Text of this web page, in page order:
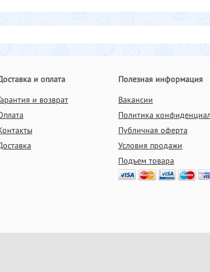
и оплата
и возврат
Полезная информация
Вакансии
Политика
Публичная оферта
Условия продажи
Подъем товара